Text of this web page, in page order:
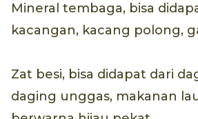
Mineral tembaga, bisa
kacangan, kacang polong,
Zat besi, bisa didapat dari
daging unggas, makanan